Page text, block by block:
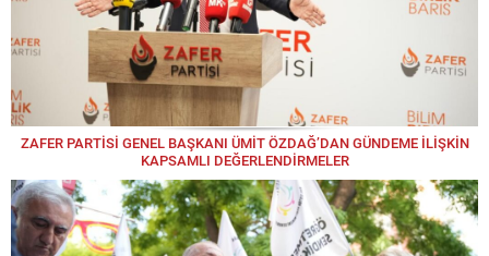
ZAFER PARTİSİ GENEL BAŞKANI ÜMİT ÖZDAĞ’DAN GÜNDEME İLİŞKİN
KAPSAMLI DEĞERLENDİRMELER